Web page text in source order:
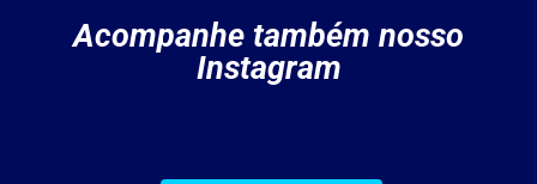
Acompanhe também nosso
Instagram